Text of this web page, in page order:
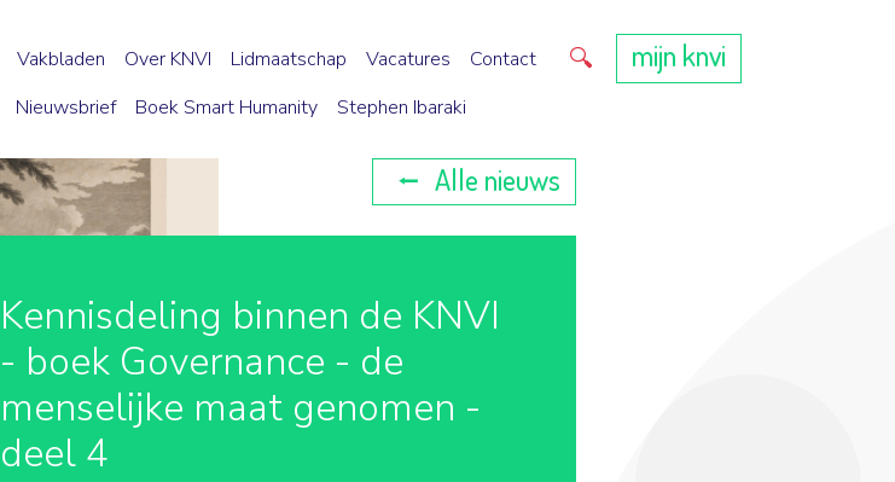
Nieuwsbrief Boek Smart Humanity Stephen Ibaraki
Vakbladen Over KNVI Lidmaatschap Vacatures Contact Direct zoeken
mijn knvi
Alle nieuws
Kennisdeling binnen de KNVI
- boek Governance - de
menselijke maat genomen -
deel 4